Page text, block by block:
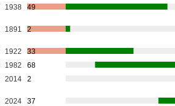
1938 49
1891 2
1922
33
1982
68
2014 2
2024
37